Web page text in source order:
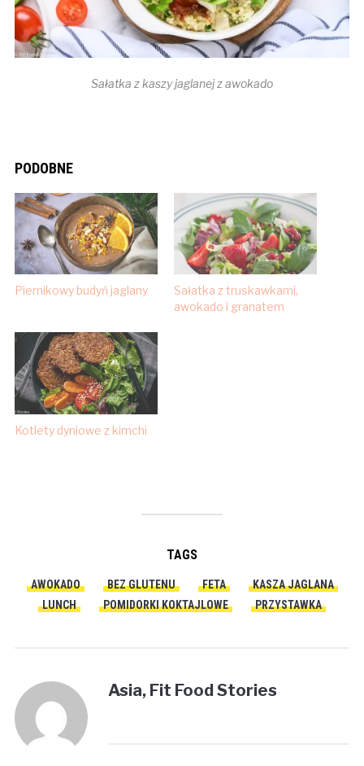
Sałatka z kaszy jaglanej z awokado
PODOBNE
Piernikowy budyń jaglany
Sałatka z truskawkami,
awokado i granatem
Kotlety dyniowe z kimchi
TAGS
AWOKADO BEZ GLUTENU FETA
KASZA JAGLANA
LUNCH
POMIDORKI KOKTAJLOWE PRZYSTAWKA
Asia, Fit Food Stories